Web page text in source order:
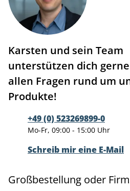
Karsten und sein Team
unterstützen dich
allen Fragen rund um
Produkte!
+49 (0) 523269899-0
Mo-Fr, 09:00 - 15:00 Uhr
Schreib mir eine E-Mail
Großbestellung oder